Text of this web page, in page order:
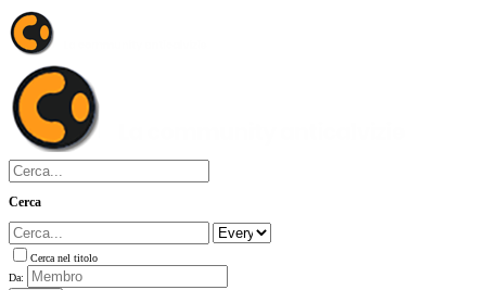
Cerca
Cerca nel titolo
Da: